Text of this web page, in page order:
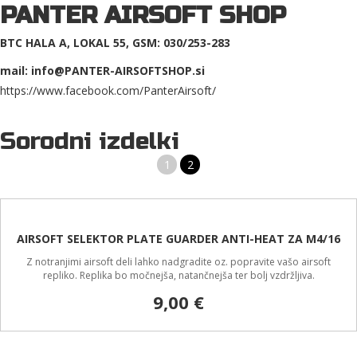
PANTER AIRSOFT SHOP
BTC HALA A, LOKAL 55, GSM: 030/253-283
mail: info@PANTER-AIRSOFTSHOP.si
https://www.facebook.com/PanterAirsoft/
Sorodni izdelki
1 2